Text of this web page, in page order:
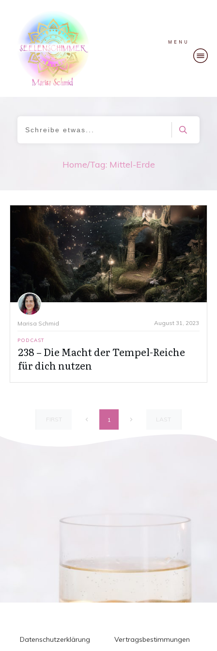
MENU
Home/Tag: Mittel-Erde
Marisa Schmid August 31, 2023
PODCAST
238 – Die Macht der Tempel-Reiche
für dich nutzen
FIRST 1 LAST
Datenschutzerklärung
Vertragsbestimmungen